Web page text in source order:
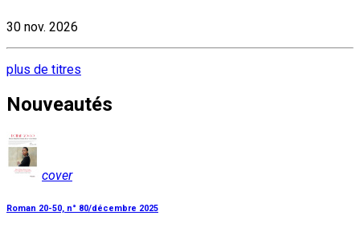
30 nov. 2026
plus de titres
Nouveautés
cover
Roman 20-50, n° 80/décembre 2025